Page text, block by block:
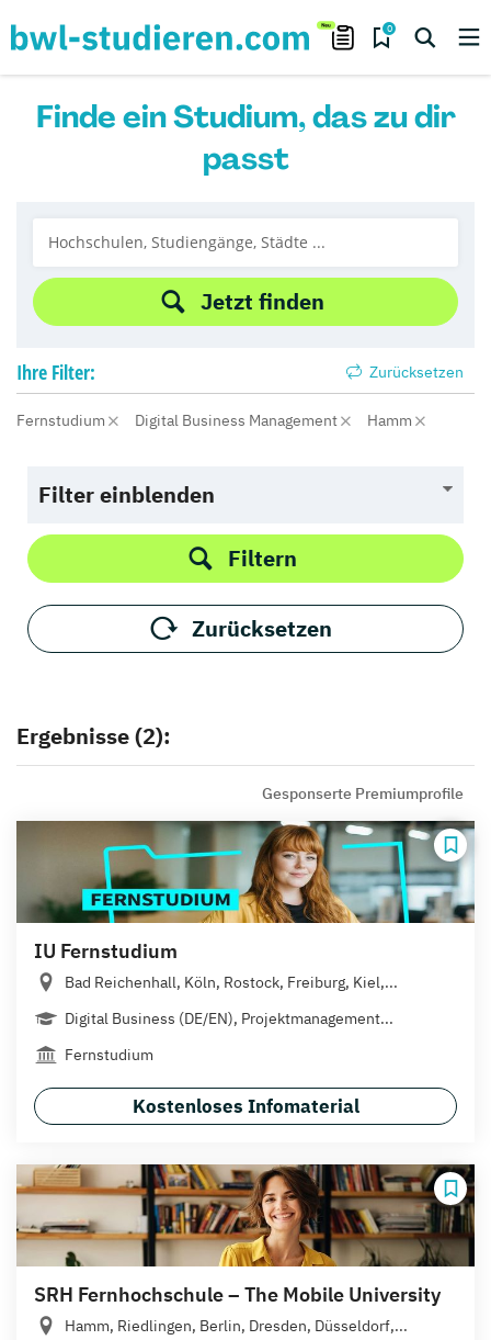
0
Finde ein Studium, das zu dir
passt
Jetzt finden
Ihre Filter: Zurücksetzen
Fernstudium Digital Business Management Hamm
Filter einblenden
Filtern
Zurücksetzen
Ergebnisse (2):
Gesponserte Premiumprofile
IU Fernstudium
Bad Reichenhall, Köln, Rostock, Freiburg, Kiel,...
Digital Business (DE/EN), Projektmanagement...
Fernstudium
Kostenloses Infomaterial
SRH Fernhochschule – The Mobile University
Hamm, Riedlingen, Berlin, Dresden, Düsseldorf,...